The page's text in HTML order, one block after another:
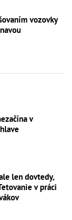
vozovky
v
len dovtedy,
v práci